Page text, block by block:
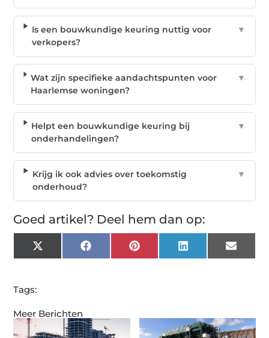
Meer Berichten
Is een bouwkundige keuring nuttig voor
verkopers?
▼
Wat zijn specifieke aandachtspunten voor
Haarlemse woningen?
▼
Helpt een bouwkundige keuring bij
onderhandelingen?
▼
Krijg ik ook advies over toekomstig
onderhoud?
▼
Goed artikel? Deel hem dan op:
X
(Twitter)
Facebook Pinterest LinkedIn Email
Tags: